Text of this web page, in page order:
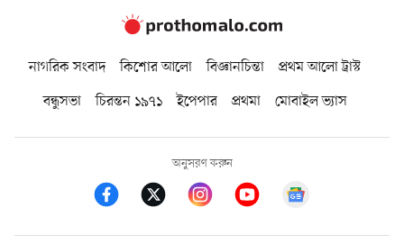
নাগরিক সংবাদ কিশোর আলো বিজ্ঞানচিন্তা
প্রথম আলো ট্রাস্ট
বন্ধুসভা
চিরন্তন ১৯৭১ ইপেপার প্রথমা মোবাইল ভ্যাস
অনুসরণ করুন